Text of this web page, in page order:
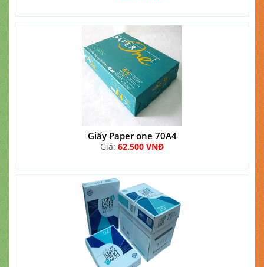
Giấy Paper one 70A4
Giá: 62.500 VNĐ